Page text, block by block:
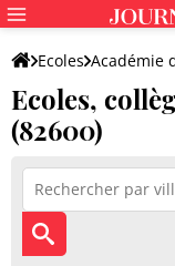
Ecoles Académie
Ecoles,
(82600)